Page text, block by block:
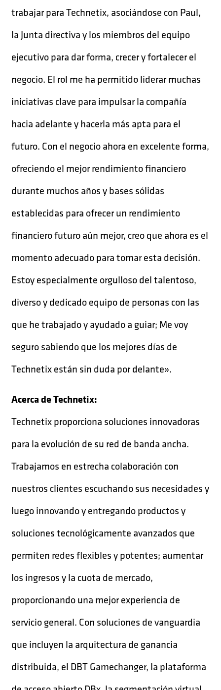
trabajar para Technetix, asociándose con Paul,
la Junta directiva y los miembros del equipo
ejecutivo para dar forma, crecer y fortalecer el
negocio. El rol me ha permitido liderar muchas
iniciativas clave para impulsar la compañía
hacia adelante y hacerla más apta para el
futuro. Con el negocio ahora en excelente forma,
ofreciendo el mejor rendimiento financiero
durante muchos años y bases sólidas
establecidas para ofrecer un rendimiento
financiero futuro aún mejor, creo que ahora es el
momento adecuado para tomar esta decisión.
Estoy especialmente orgulloso del talentoso,
diverso y dedicado equipo de personas con las
que he trabajado y ayudado a guiar; Me voy
seguro sabiendo que los mejores días de
Technetix están sin duda por delante».
Acerca de Technetix:
Technetix proporciona soluciones innovadoras
para la evolución de su red de banda ancha.
Trabajamos en estrecha colaboración con
nuestros clientes escuchando sus necesidades y
luego innovando y entregando productos y
soluciones tecnológicamente avanzados que
permiten redes flexibles y potentes; aumentar
los ingresos y la cuota de mercado,
proporcionando una mejor experiencia de
servicio general. Con soluciones de vanguardia
que incluyen la arquitectura de ganancia
distribuida, el DBT Gamechanger, la plataforma